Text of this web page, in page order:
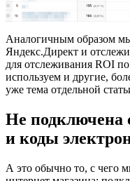
Аналогичным образом
Яндекс.Директ и
для отслеживания ROI
используем и другие,
уже тема отдельной
Не подключена
и коды
А это обычно то, с чего